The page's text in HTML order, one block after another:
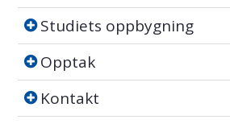
Studiets oppbygning
Studiets oppbygning
Opptak
Opptak
Kontakt
Kontakt